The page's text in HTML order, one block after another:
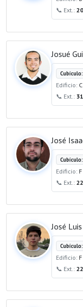
📞 Ext.:
Josué
Edificio: C
📞 Ext.:
José
Edificio: F
📞 Ext.:
José
Edificio: F
📞 Ext.: